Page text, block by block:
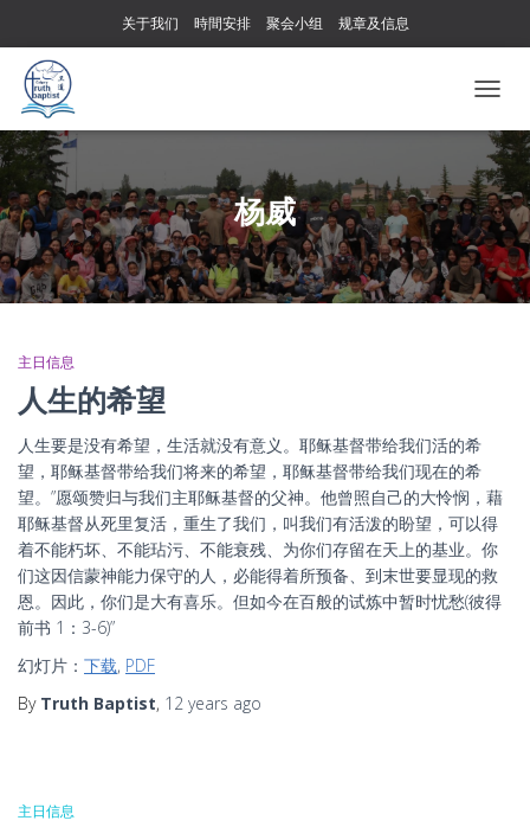
关于我们 時間安排 聚会小组 规章及信息
杨威
主日信息
人生的希望
人生要是没有希望，生活就没有意义。耶稣基督带给我们活的希
望，耶稣基督带给我们将来的希望，耶稣基督带给我们现在的希
望。”愿颂赞归与我们主耶稣基督的父神。他曾照自己的大怜悯，藉
耶稣基督从死里复活，重生了我们，叫我们有活泼的盼望，可以得
着不能朽坏、不能玷污、不能衰残、为你们存留在天上的基业。你
们这因信蒙神能力保守的人，必能得着所预备、到末世要显现的救
恩。因此，你们是大有喜乐。但如今在百般的试炼中暂时忧愁(彼得
前书 1：3-6)”
幻灯片： 下载, PDF
By Truth Baptist, 12 years ago
主日信息